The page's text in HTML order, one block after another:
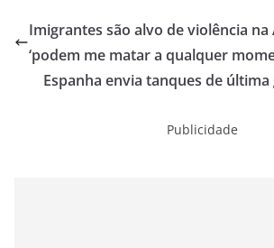
Imigrantes são alvo de violência na
‘podem me matar a qualquer
Espanha envia tanques de última
Publicidade